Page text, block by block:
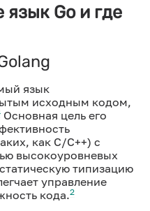
язык Go и где
язык
исходным кодом,
Основная цель его
как C/C++) с
высокоуровневых
типизацию
управление
кода.2